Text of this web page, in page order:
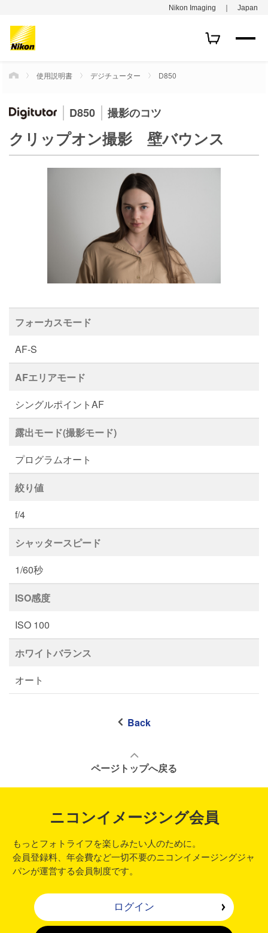
Nikon Imaging ｜ Japan
HOME使用説明書 デジチューター D850
D850 撮影のコツ
クリップオン撮影 壁バウンス
フォーカスモード
AF-S
AFエリアモード
シングルポイントAF
露出モード(撮影モード)
プログラムオート
絞り値
f/4
シャッタースピード
1/60秒
ISO感度
ISO 100
ホワイトバランス
オート
Back
ページトップへ戻る
ニコンイメージング会員
もっとフォトライフを楽しみたい人のために。
会員登録料、年会費など一切不要のニコンイメージングジャ
パンが運営する会員制度です。
ログイン